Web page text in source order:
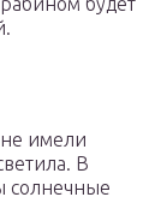
имели
В
солнечные